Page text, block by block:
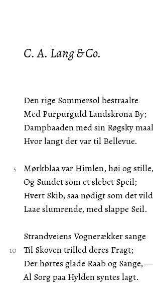
C. A. Lang & Co.
Den rige Sommersol bestraalte
Med Purpurguld Landskrona By;
Dampbaaden med sin Røgsky
Hvor langt der var til Bellevue.
Mørkblaa var Himlen, høi og stille,
Og Sundet som et slebet Speil;
Hvert Skib, saa nødigt som det
Laae slumrende, med slappe Seil.
Strandveiens Vognerækker sange
Til Skoven trilled deres Fragt;
Der hørtes glade Raab og Sange, —
Al Sorg paa Hylden syntes lagt.